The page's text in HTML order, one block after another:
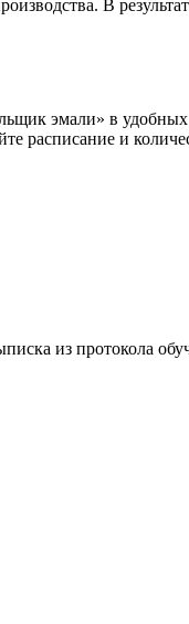
В
эмали» в
расписание и
из протокола